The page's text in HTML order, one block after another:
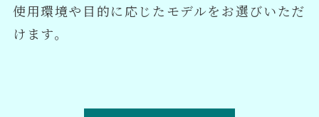
使用環境や目的に応じたモデルをお選びいただ
けます。